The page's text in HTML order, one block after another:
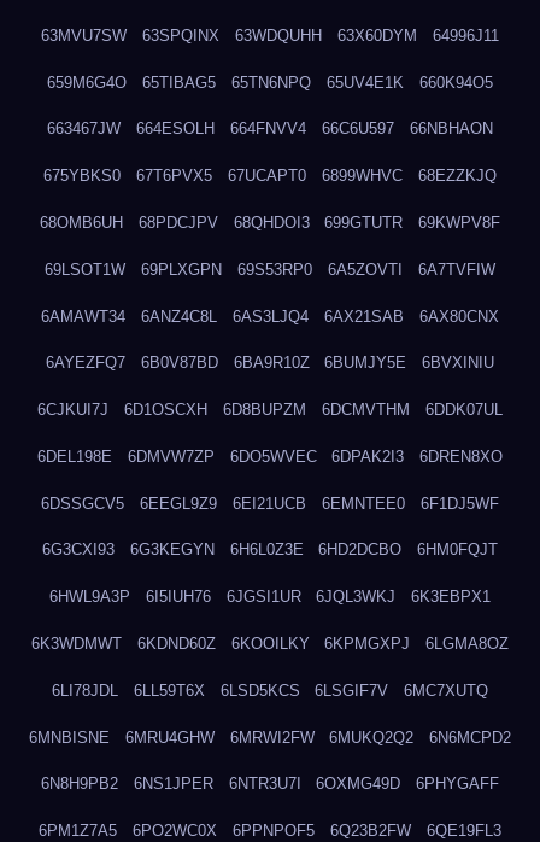
63MVU7SW 63SPQINX 63WDQUHH 63X60DYM 64996J11
659M6G4O 65TIBAG5 65TN6NPQ 65UV4E1K 660K94O5
663467JW 664ESOLH 664FNVV4 66C6U597 66NBHAON
675YBKS0 67T6PVX5 67UCAPT0 6899WHVC 68EZZKJQ
68OMB6UH 68PDCJPV 68QHDOI3 699GTUTR 69KWPV8F
69LSOT1W 69PLXGPN 69S53RP0 6A5ZOVTI 6A7TVFIW
6AMAWT34 6ANZ4C8L 6AS3LJQ4 6AX21SAB 6AX80CNX
6AYEZFQ7 6B0V87BD 6BA9R10Z 6BUMJY5E 6BVXINIU
6CJKUI7J 6D1OSCXH 6D8BUPZM 6DCMVTHM 6DDK07UL
6DEL198E 6DMVW7ZP 6DO5WVEC 6DPAK2I3 6DREN8XO
6DSSGCV5 6EEGL9Z9 6EI21UCB 6EMNTEE0 6F1DJ5WF
6G3CXI93 6G3KEGYN 6H6L0Z3E 6HD2DCBO 6HM0FQJT
6HWL9A3P 6I5IUH76 6JGSI1UR 6JQL3WKJ 6K3EBPX1
6K3WDMWT 6KDND60Z 6KOOILKY 6KPMGXPJ 6LGMA8OZ
6LI78JDL 6LL59T6X 6LSD5KCS 6LSGIF7V 6MC7XUTQ
6MNBISNE 6MRU4GHW 6MRWI2FW 6MUKQ2Q2 6N6MCPD2
6N8H9PB2 6NS1JPER 6NTR3U7I 6OXMG49D 6PHYGAFF
6PM1Z7A5 6PO2WC0X 6PPNPOF5 6Q23B2FW 6QE19FL3